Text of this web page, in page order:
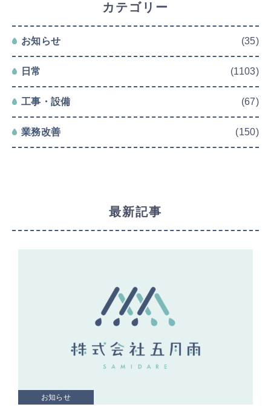
カテゴリー
お知らせ (35)
日常 (1103)
工事・設備 (67)
業務改善 (150)
最新記事
お知らせ